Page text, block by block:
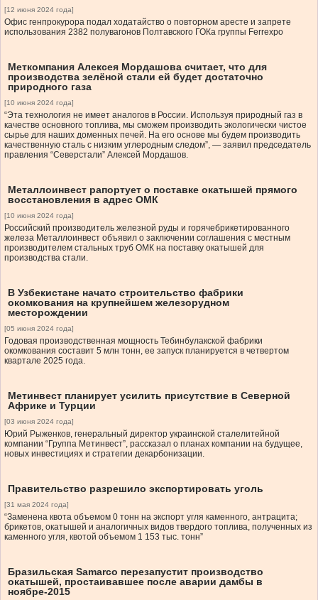
[12 июня 2024 года]
Офис генпрокурора подал ходатайство о повторном аресте и запрете
использования 2382 полувагонов Полтавского ГОКа группы Ferrexpo
Меткомпания Алексея Мордашова считает, что для
производства зелёной стали ей будет достаточно
природного газа
[10 июня 2024 года]
“Эта технология не имеет аналогов в России. Используя природный газ в
качестве основного топлива, мы сможем производить экологически чистое
сырье для наших доменных печей. На его основе мы будем производить
качественную сталь с низким углеродным следом”, — заявил председатель
правления “Северстали” Алексей Мордашов.
Металлоинвест рапортует о поставке окатышей прямого
восстановления в адрес ОМК
[10 июня 2024 года]
Российский производитель железной руды и горячебрикетированного
железа Металлоинвест объявил о заключении соглашения с местным
производителем стальных труб ОМК на поставку окатышей для
производства стали.
В Узбекистане начато строительство фабрики
окомкования на крупнейшем железорудном
месторождении
[05 июня 2024 года]
Годовая производственная мощность Тебинбулакской фабрики
окомкования составит 5 млн тонн, ее запуск планируется в четвертом
квартале 2025 года.
Метинвест планирует усилить присутствие в Северной
Африке и Турции
[03 июня 2024 года]
Юрий Рыженков, генеральный директор украинской сталелитейной
компании “Группа Метинвест”, рассказал о планах компании на будущее,
новых инвестициях и стратегии декарбонизации.
Правительство разрешило экспортировать уголь
[31 мая 2024 года]
“Заменена квота объемом 0 тонн на экспорт угля каменного, антрацита;
брикетов, окатышей и аналогичных видов твердого топлива, полученных из
каменного угля, квотой объемом 1 153 тыс. тонн”
Бразильская Samarco перезапустит производство
окатышей, простаивавшее после аварии дамбы в
ноябре-2015